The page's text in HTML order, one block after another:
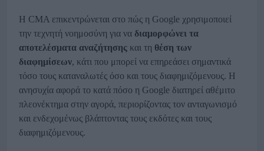
Η CMA επικεντρώνεται στο πώς η Google χρησιμοποιεί
την τεχνητή νοημοσύνη για να διαμορφώνει τα
αποτελέσματα αναζήτησης και τη θέση των
διαφημίσεων, κάτι που μπορεί να επηρεάσει σημαντικά
τόσο τους καταναλωτές όσο και τους διαφημιζόμενους. Η
ανησυχία αφορά το κατά πόσο η Google διατηρεί αθέμιτο
πλεονέκτημα στην αγορά, περιορίζοντας τον ανταγωνισμό
και ενδεχομένως βλάπτοντας τους εκδότες και τους
διαφημιζόμενους.